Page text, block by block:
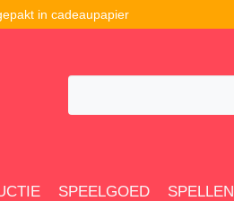
in cadeaupapier
SPEELGOED SPELLEN